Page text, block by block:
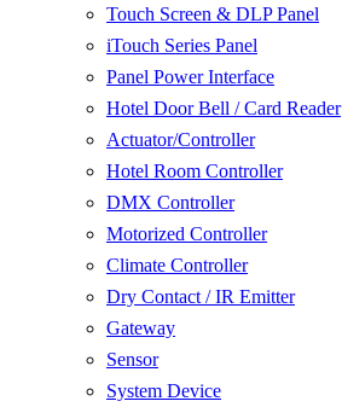
Touch Screen & DLP Panel
iTouch Series Panel
Panel Power Interface
Hotel Door Bell / Card Reader
Actuator/Controller
Hotel Room Controller
DMX Controller
Motorized Controller
Climate Controller
Dry Contact / IR Emitter
Gateway
Sensor
System Device